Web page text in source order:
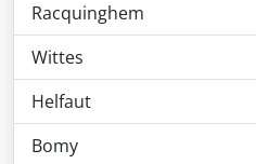
Racquinghem
Wittes
Helfaut
Bomy